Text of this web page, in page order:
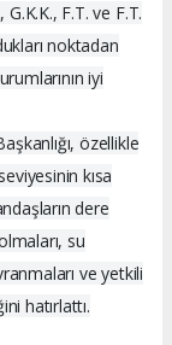
F.T. ve F.T.
noktadan
iyi
özellikle
kısa
dere
su
ve yetkili
hatırlattı.